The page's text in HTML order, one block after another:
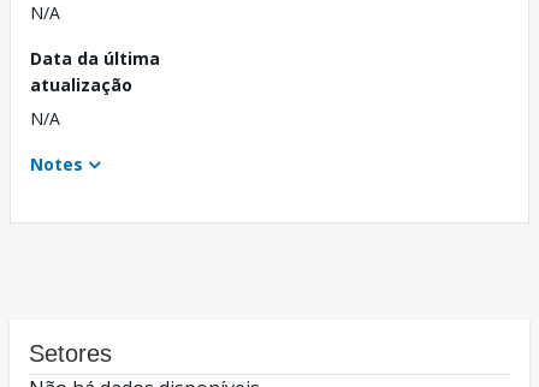
N/A
Data da última
atualização
N/A
Notes
Setores